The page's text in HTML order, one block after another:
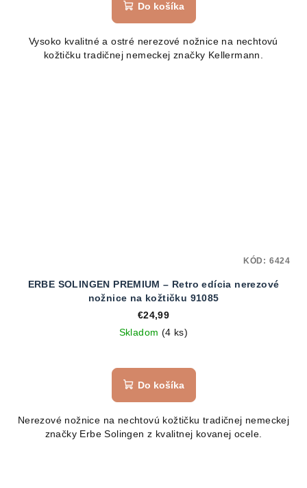
Do košíka
Vysoko kvalitné a ostré nerezové nožnice na nechtovú
kožtičku tradičnej nemeckej značky Kellermann.
ERBE SOLINGEN PREMIUM – Retro edícia nerezové
nožnice na kožtičku 91085
€24,99
Skladom (4 ks)
Do košíka
Nerezové nožnice na nechtovú kožtičku tradičnej nemeckej
značky Erbe Solingen z kvalitnej kovanej ocele.
KÓD: 6424